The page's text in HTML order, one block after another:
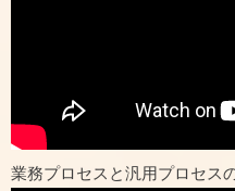
業務プロセスと汎用プロセス